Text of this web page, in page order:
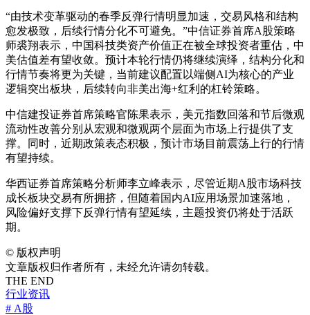
“由技术变革驱动的春季反弹行情明显加速，交易风格和结构
愈发极致，后续行情分化不可避免。”中信证券首席A股策略
师裘翔表示，中国科技类资产价值正在被全球投资者重估，中
美估值差有望收敛。预计本轮行情仍将继续演绎，结构分化和
行情节奏将更为关键，当前建议配置以端侧AI为核心的产业
逻辑突出板块，后续转向非美出海+红利的杠铃策略。
中信建投证券首席策略官陈果表示，美元指数回落和节后微观
流动性改善分别从宏观和微观两个层面为市场上行提供了支
撑。同时，近期政策表态积极，预计市场目前震荡上行的行情
有望持续。
华西证券首席策略分析师李立峰表示，尽管近期A股市场科技
成长板块交易有所拥挤，但随着国内AI应用场景加速落地，
风险偏好支撑下反弹行情有望延续，主题投资仍将处于活跃
期。
© 版权声明
文章版权归作者所有，未经允许请勿转载。
THE END
行业资讯
# A股